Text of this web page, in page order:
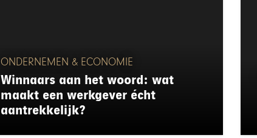
ONDERNEMEN & ECONOMIE
Winnaars aan het woord: wat
maakt een werkgever écht
aantrekkelijk?